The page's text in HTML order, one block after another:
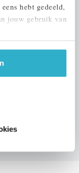
hebt gedeeld,
jouw gebruik van